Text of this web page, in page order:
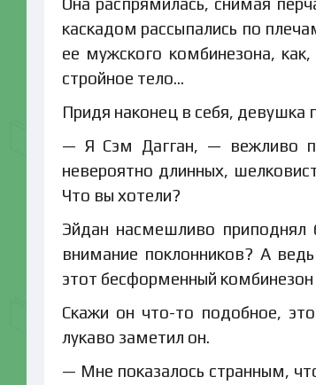
каскадом рассыпались по
ее мужского комбинезона,
стройное тело…
Придя наконец в себя, девушка
— Я Сэм Дагган, — вежливо
невероятно длинных,
Что вы хотели?
Эйдан насмешливо приподнял
внимание поклонников? А
этот бесформенный
Скажи он что-то подобное,
лукаво заметил он.
— Мне показалось странным,